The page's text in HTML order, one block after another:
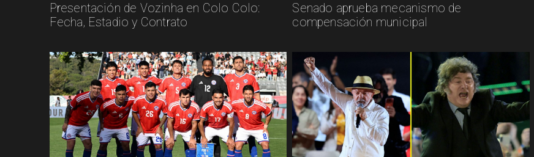
Presentación de Vozinha en Colo Colo:
Fecha, Estadio y Contrato
Senado aprueba mecanismo de
compensación municipal